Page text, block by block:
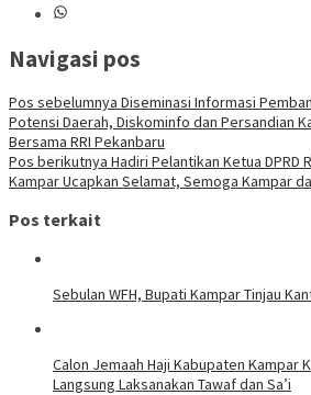
Navigasi pos
Pos sebelumnya Diseminasi Informasi
Potensi Daerah, Diskominfo dan Persandian
Bersama RRI Pekanbaru
Pos berikutnya Hadiri Pelantikan Ketua DPRD
Kampar Ucapkan Selamat, Semoga Kampar
Pos terkait
Sebulan WFH, Bupati Kampar Tinjau
Calon Jemaah Haji Kabupaten Kampar
Langsung Laksanakan Tawaf dan Sa’i